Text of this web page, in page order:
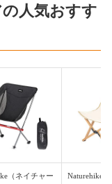
人気おすす
（ネイチャー
Naturehike